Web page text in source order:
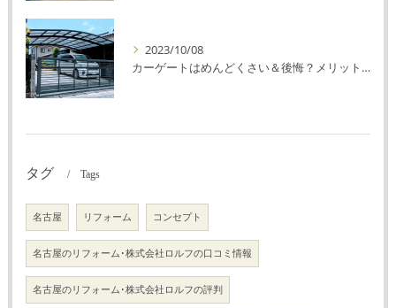
2023/10/08
カーゲートはめんどくさい＆後悔？メリット・デメリットを解説！
タグ Tags
名古屋 リフォーム コンセプト
名古屋のリフォーム･株式会社ロルフの口コミ情報
名古屋のリフォーム･株式会社ロルフの評判